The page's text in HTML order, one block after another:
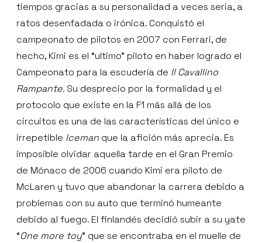
tiempos gracias a su personalidad a veces seria, a
ratos desenfadada o irónica. Conquistó el
campeonato de pilotos en 2007 con Ferrari, de
hecho, Kimi es el “ultimo” piloto en haber logrado el
Campeonato para la escudería de Il Cavallino
Rampante. Su desprecio por la formalidad y el
protocolo que existe en la F1 más allá de los
circuitos es una de las características del único e
irrepetible Iceman que la afición más aprecia. Es
imposible olvidar aquella tarde en el Gran Premio
de Mónaco de 2006 cuando Kimi era piloto de
McLaren y tuvo que abandonar la carrera debido a
problemas con su auto que terminó humeante
debido al fuego. El finlandés decidió subir a su yate
“One more toy” que se encontraba en el muelle de